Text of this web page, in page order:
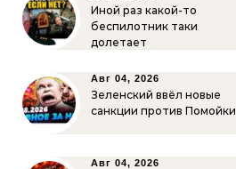
Иной раз какой-то
беспилотник таки
долетает
Авг 04, 2026
Зеленский ввёл новые
санкции против Помойки
Авг 04, 2026